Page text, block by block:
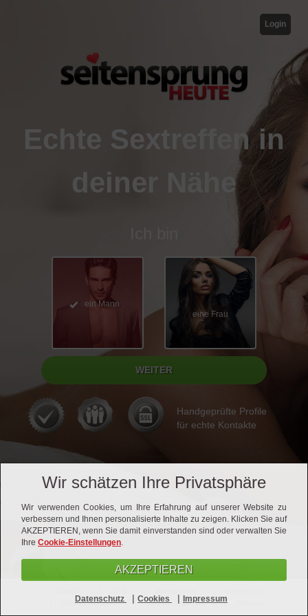
Login
Echte Sextreffen in
deiner Nähe
ein Mann
eine Frau
Handgeprüfte Profile
für echte Kontakte
Vertrag kündigen
Vertrag widerrufen
Wir schätzen Ihre Privatsphäre
Wir verwenden Cookies, um Ihre Erfahrung auf unserer Website zu
verbessern und Ihnen personalisierte Inhalte zu zeigen. Klicken Sie auf
AKZEPTIEREN, wenn Sie damit einverstanden sind oder verwalten Sie
Ihre Cookie-Einstellungen.
AKZEPTIEREN
Datenschutz | Cookies | Impressum